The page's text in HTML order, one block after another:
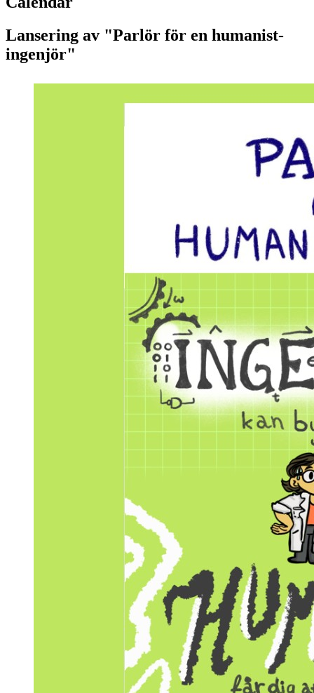
Lansering av "Parlör för en humanist-
ingenjör"